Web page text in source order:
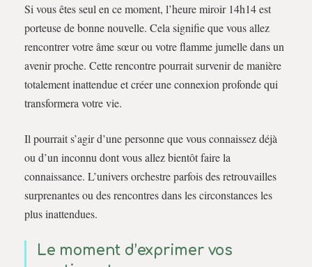
Si vous êtes seul en ce moment, l’heure miroir 14h14 est
porteuse de bonne nouvelle. Cela signifie que vous allez
rencontrer votre âme sœur ou votre flamme jumelle dans un
avenir proche. Cette rencontre pourrait survenir de manière
totalement inattendue et créer une connexion profonde qui
transformera votre vie.
Il pourrait s’agir d’une personne que vous connaissez déjà
ou d’un inconnu dont vous allez bientôt faire la
connaissance. L’univers orchestre parfois des retrouvailles
surprenantes ou des rencontres dans les circonstances les
plus inattendues.
Le moment d’exprimer vos